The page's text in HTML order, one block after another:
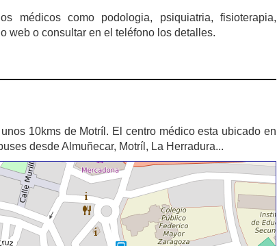
médicos como podologia, psiquiatria, fisioterapia,
web o consultar en el teléfono los detalles.
10kms de Motríl. El centro médico esta ubicado en
desde Almuñecar, Motríl, La Herradura...